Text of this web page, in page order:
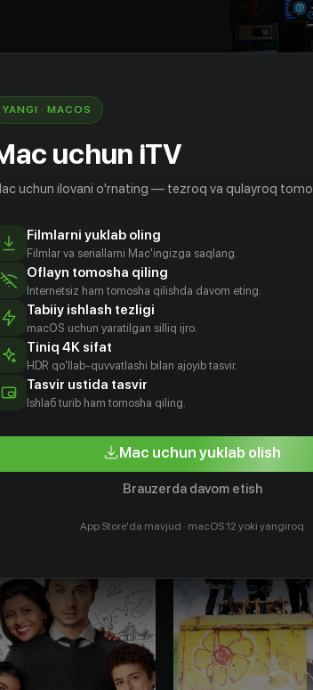
Констанс Ву
Aktyor
Джек Куэйд
YANGI · MACOS
uchun iTV
uchun ilovani o'rnating — tezroq va qulayroq
Filmlarni yuklab oling
Filmlar va seriallarni Mac'ingizga saqlang.
Oflayn tomosha qiling
Internetsiz ham tomosha qilishda davom eting.
Tabiiy ishlash tezligi
macOS uchun yaratilgan silliq ijro.
Tiniq 4K sifat
HDR qo'llab-quvvatlashi bilan ajoyib tasvir.
Tasvir ustida tasvir
Ishlаб turib ham tomosha qiling.
Mac uchun yuklab olish
Brauzerda davom etish
App Store'da mavjud · macOS 12 yoki yangiroq